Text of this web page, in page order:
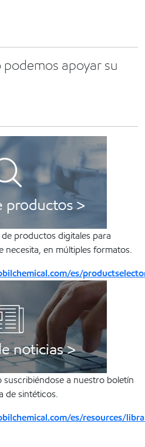
apoyar su
productos digitales para
necesita, en múltiples formatos.
es/
a nuestro boletín
de sintéticos.
es/resources/